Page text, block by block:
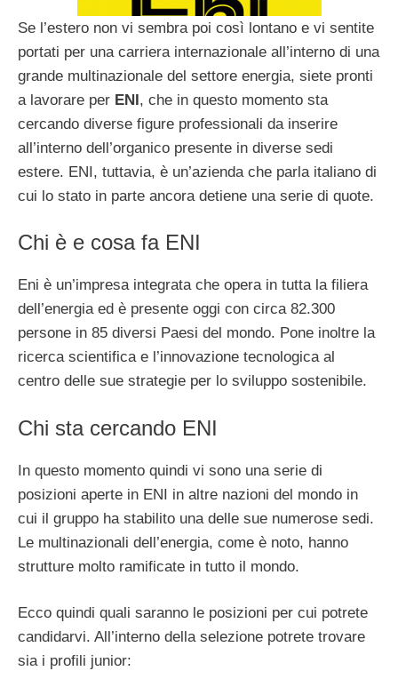
Se l’estero non vi sembra poi così lontano e vi sentite
portati per una carriera internazionale all’interno di una
grande multinazionale del settore energia, siete pronti
a lavorare per ENI, che in questo momento sta
cercando diverse figure professionali da inserire
all’interno dell’organico presente in diverse sedi
estere. ENI, tuttavia, è un’azienda che parla italiano di
cui lo stato in parte ancora detiene una serie di quote.
Chi è e cosa fa ENI
Eni è un’impresa integrata che opera in tutta la filiera
dell’energia ed è presente oggi con circa 82.300
persone in 85 diversi Paesi del mondo. Pone inoltre la
ricerca scientifica e l’innovazione tecnologica al
centro delle sue strategie per lo sviluppo sostenibile.
Chi sta cercando ENI
In questo momento quindi vi sono una serie di
posizioni aperte in ENI in altre nazioni del mondo in
cui il gruppo ha stabilito una delle sue numerose sedi.
Le multinazionali dell’energia, come è noto, hanno
strutture molto ramificate in tutto il mondo.
Ecco quindi quali saranno le posizioni per cui potrete
candidarvi. All’interno della selezione potrete trovare
sia i profili junior: